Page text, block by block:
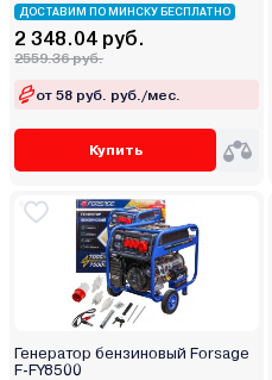
ДОСТАВИМ ПО МИНСКУ БЕСПЛАТНО
2 348.04 руб.
2559.36 руб.
от 58 руб. руб./мес.
Купить
Генератор бензиновый Forsage
F-FY8500